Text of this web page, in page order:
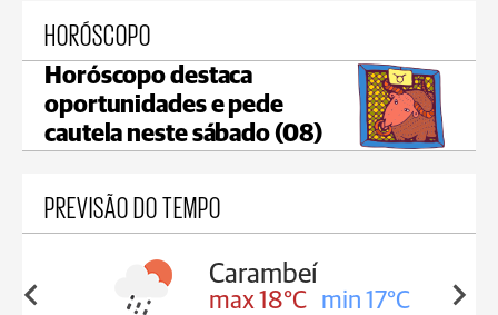
HORÓSCOPO
Horóscopo destaca
oportunidades e pede
cautela neste sábado (08)
PREVISÃO DO TEMPO
18°C
Carambeí
max 18°C min 17°C